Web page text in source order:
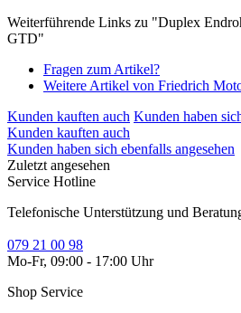
Weiterführende Links zu "Duplex
GTD"
Fragen zum Artikel?
Weitere Artikel von Friedrich
Kunden kauften auch Kunden haben
Kunden kauften auch
Kunden haben sich ebenfalls angesehen
Zuletzt angesehen
Service Hotline
Telefonische Unterstützung und
079 21 00 98
Mo-Fr, 09:00 - 17:00 Uhr
Shop Service